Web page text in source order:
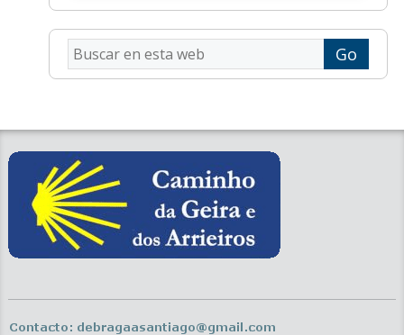
Buscar
en
esta